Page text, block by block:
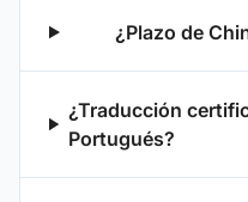
¿Plazo de
¿Traducción
Portugués?